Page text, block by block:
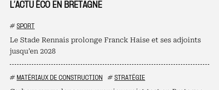
L’ACTU ÉCO EN BRETAGNE
# SPORT
Le Stade Rennais prolonge Franck Haise et ses adjoints
jusqu’en 2028
# MATÉRIAUX DE CONSTRUCTION # STRATÉGIE